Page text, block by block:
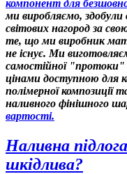
компонент для
ми виробляємо, здобули
світових нагород за
те, що ми виробник
не існує. Ми
самостійної "протоки"
цінами доступною для
полімерної композиції
наливного фінішного
вартості.
Наливна
шкідлива?